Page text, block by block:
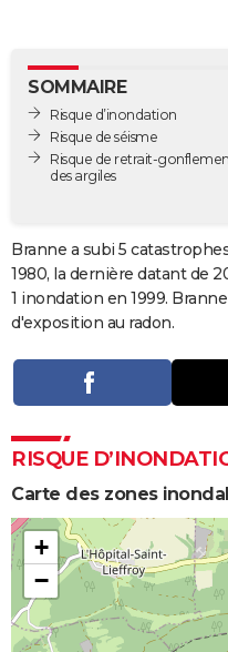
GUIDES D'ACHAT
BONS PLANS
CARTE DE VOEUX
Dictionnaire
Biographies
Citations
Expressions
Proverbes
PROGRAMME TV
COPAINS D'AVANT
S'inscrire
Se connecter
Lycées
Collèges
Primaires
Universités
Entreprises
Service militaire
Avis de recherche
SOMMAIRE
Risque d’inondation
Risque de séisme
Risque de retrait-
des argiles
Branne a subi 5
1980, la dernière datant de
1 inondation en 1999.
d'exposition au radon.
RISQUE
Carte des zones
+
−